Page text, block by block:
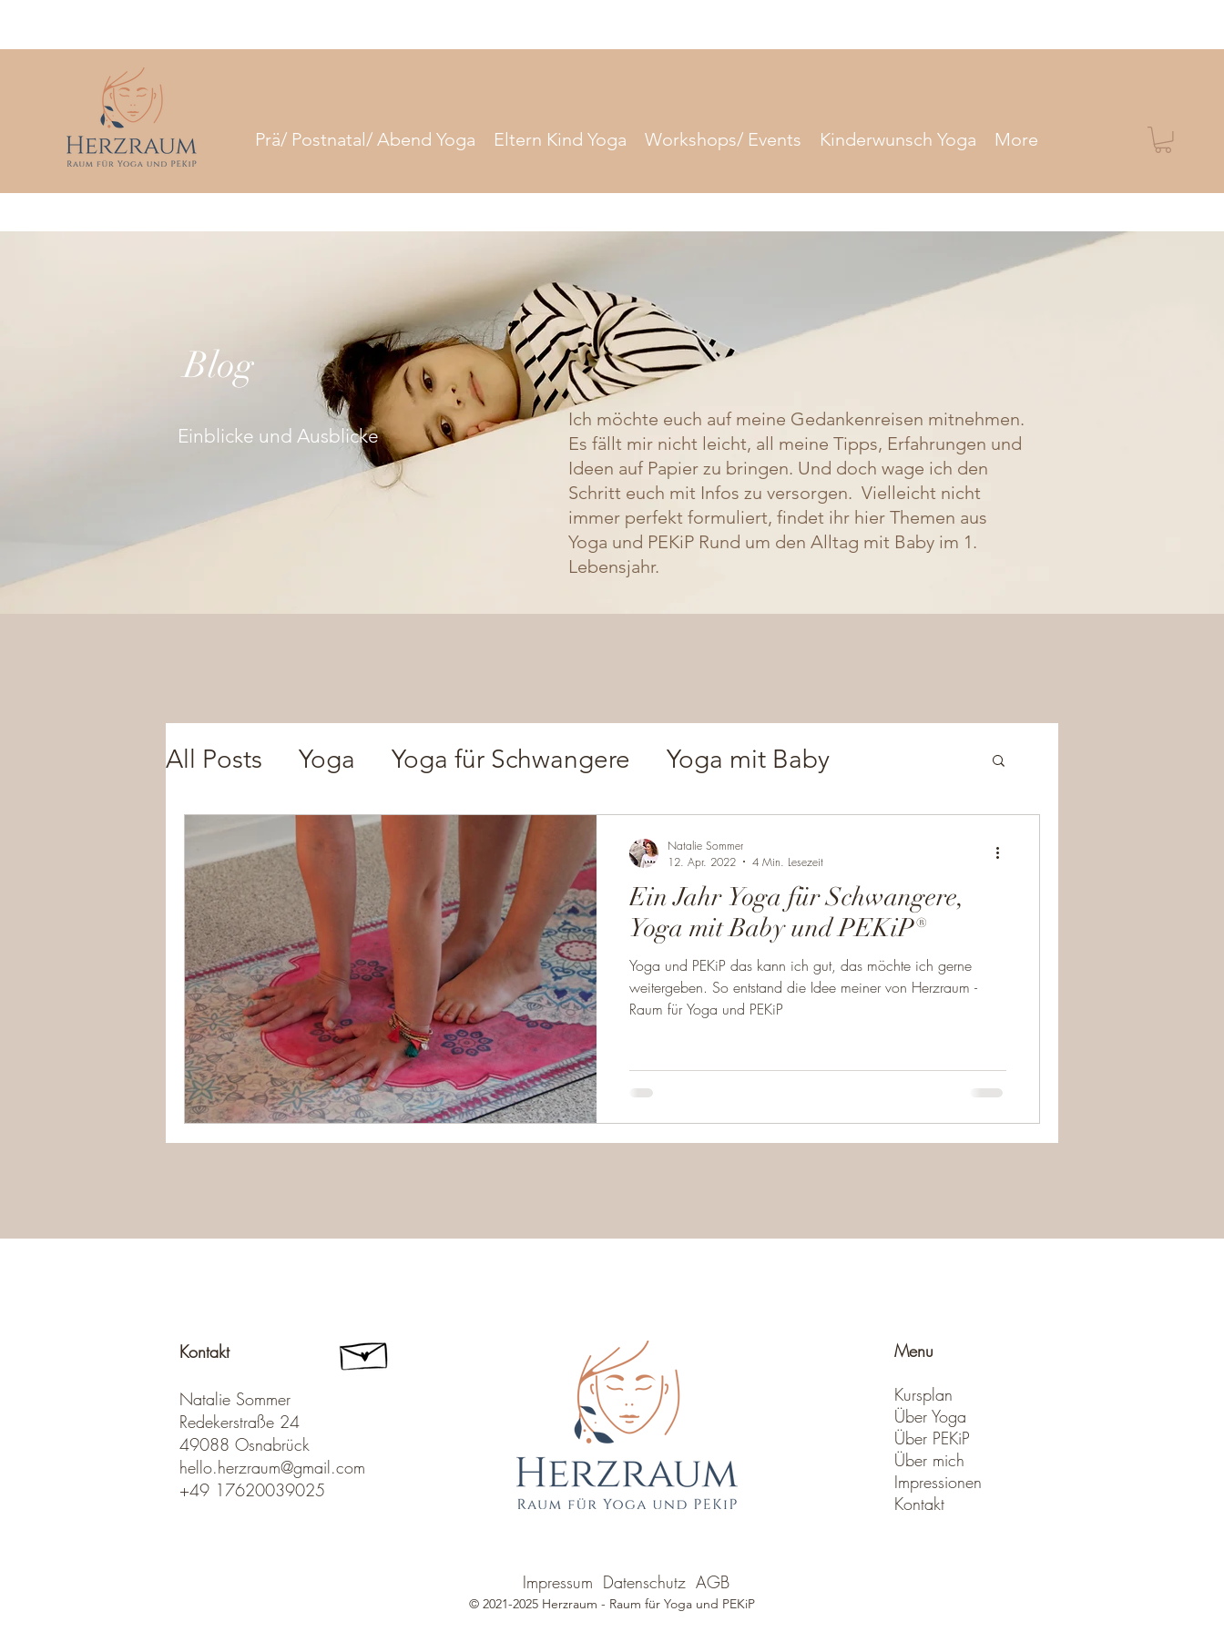
Prä/ Postnatal/ Abend Yoga Eltern Kind Yoga Workshops/ Events Kinderwunsch Yoga More
Blog
Ich möchte euch auf meine Gedankenreisen mitnehmen.
Es fällt mir nicht leicht, all meine Tipps, Erfahrungen und
Ideen auf Papier zu bringen. Und doch wage ich den
Schritt euch mit Infos zu versorgen. Vielleicht nicht
immer perfekt formuliert, findet ihr hier Themen aus
Yoga und PEKiP Rund um den Alltag mit Baby im 1.
Lebensjahr.
Einblicke und Ausblicke
All Posts Yoga Yoga für Schwangere Yoga mit Baby
Yoga in Osnabrück Babykurse Schwanger
PEKiP Kurse Baby Eltern Kind YogaEin Jahr Yoga für Schwangere,
Yoga mit Baby und PEKiP®
Yoga und PEKiP das kann ich gut, das möchte ich gerne
weitergeben. So entstand die Idee meiner von Herzraum -
Raum für Yoga und PEKiP
Natalie Sommer
12. Apr. 2022
4 Min. Lesezeit
Kontakt
Natalie Sommer
Redekerstraße 24
49088 Osnabrück
hello.herzraum@gmail.com
+49 17620039025​​
Menu
Kursplan
Über Yoga
Über PEKiP
Über mich
Impressionen
Kontakt
Impressum Datenschutz AGB
© 2021-2025 Herzraum - Raum für Yoga und PEKiP